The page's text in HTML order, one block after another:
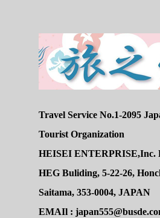
Travel Service No.1-2095
Tourist Organization
HEISEI ENTERPRISE,Inc.
HEG Buliding, 5-22-26,
Saitama, 353-0004, JAPAN
EMAIl :